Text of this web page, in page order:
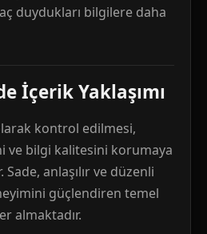
duydukları bilgilere daha
İçerik Yaklaşımı
kontrol edilmesi,
ve bilgi kalitesini korumaya
Sade, anlaşılır ve düzenli
güçlendiren temel
almaktadır.